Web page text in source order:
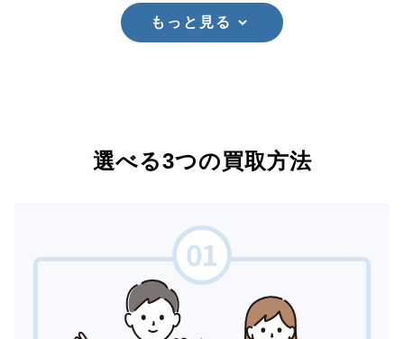
もっと見る
選べる3つの買取方法